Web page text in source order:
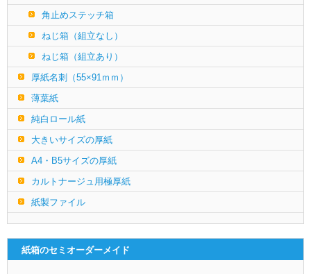
角止めステッチ箱
ねじ箱（組立なし）
ねじ箱（組立あり）
厚紙名刺（55×91ｍｍ）
薄葉紙
純白ロール紙
大きいサイズの厚紙
A4・B5サイズの厚紙
カルトナージュ用極厚紙
紙製ファイル
紙箱のセミオーダーメイド